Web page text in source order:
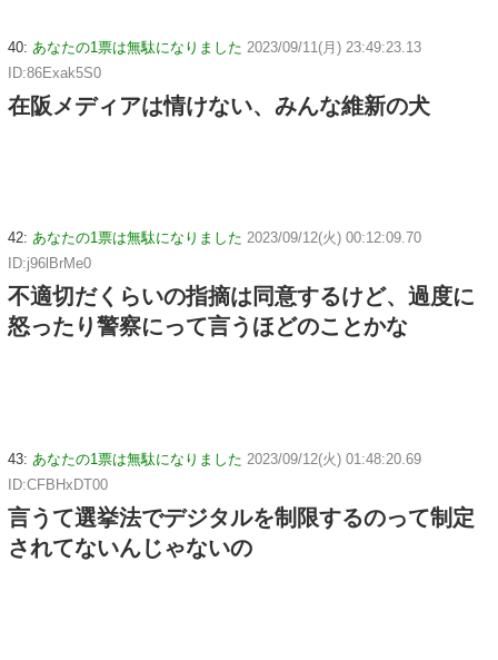
40: あなたの1票は無駄になりました 2023/09/11(月) 23:49:23.13
ID:86Exak5S0
在阪メディアは情けない、みんな維新の犬
42: あなたの1票は無駄になりました 2023/09/12(火) 00:12:09.70
ID:j96lBrMe0
不適切だくらいの指摘は同意するけど、過度に
怒ったり警察にって言うほどのことかな
43: あなたの1票は無駄になりました 2023/09/12(火) 01:48:20.69
ID:CFBHxDT00
言うて選挙法でデジタルを制限するのって制定
されてないんじゃないの